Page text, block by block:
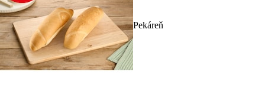
Pekáreň